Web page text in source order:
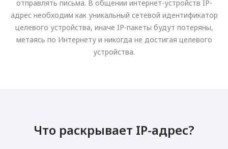
отправлять письма. В общении интернет-устройств IP-
адрес необходим как уникальный сетевой идентификатор
целевого устройства, иначе IP-пакеты будут потеряны,
метаясь по Интернету и никогда не достигая целевого
устройства.
Что раскрывает IP-адрес?